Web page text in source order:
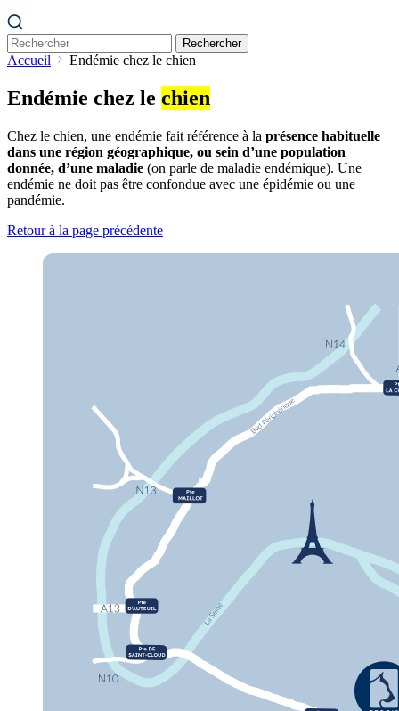
Rechercher
Accueil Endémie chez le chien
Endémie chez le chien
Chez le chien, une endémie fait référence à la présence habituelle
dans une région géographique, ou sein d’une population
donnée, d’une maladie (on parle de maladie endémique). Une
endémie ne doit pas être confondue avec une épidémie ou une
pandémie.
Retour à la page précédente